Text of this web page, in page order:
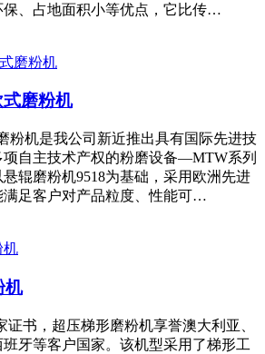
保、占地面积小等优点，它比传…
磨粉机
粉机是我公司新近推出具有国际先进技
自主技术产权的粉磨设备—MTW系列
辊磨粉机9518为基础，采用欧洲先进
满足客户对产品粒度、性能可…
机
证书，超压梯形磨粉机享誉澳大利亚、
牙等客户国家。该机型采用了梯形工